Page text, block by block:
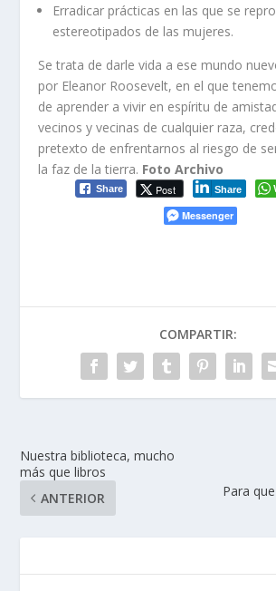
Erradicar prácticas en las que se
estereotipados de las mujeres.
Se trata de darle vida a ese mundo
por Eleanor Roosevelt, en el que
de aprender a vivir en espíritu de
vecinos y vecinas de cualquier raza,
pretexto de enfrentarnos al riesgo de
la faz de la tierra. Foto Archivo
Share Post Share
Messenger
COMPARTIR:
Nuestra biblioteca, mucho
más que libros
ANTERIOR
Para